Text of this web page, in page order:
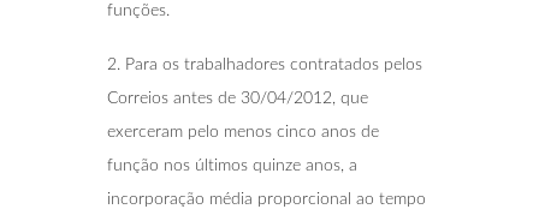
funções.
2. ⁠Para os trabalhadores contratados pelos
Correios antes de 30/04/2012, que
exerceram pelo menos cinco anos de
função nos últimos quinze anos, a
incorporação média proporcional ao tempo